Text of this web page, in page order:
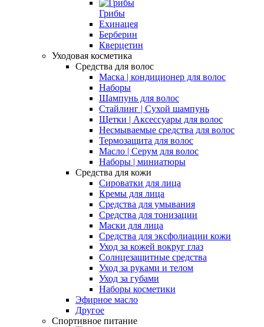
Грибы
Ехинацея
Берберин
Кверцетин
Уходовая косметика
Средства для волос
Маска | кондиционер для волос
Наборы
Шампунь для волос
Стайлинг | Сухой шампунь
Щетки | Аксессуары для волос
Несмываемые средства для волос
Термозащита для волос
Масло | Серум для волос
Наборы | миниатюры
Средства для кожи
Сироватки для лица
Кремы для лица
Средства для умывания
Средства для тонизации
Маски для лица
Средства для эксфолиации кожи
Уход за кожей вокруг глаз
Солнцезащитные средства
Уход за руками и телом
Уход за губами
Наборы косметики
Эфирное масло
Другое
Спортивное питание